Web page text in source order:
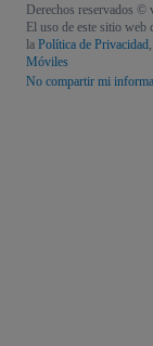
Derechos reservados
El uso de este sitio web
la Política de Privacidad
Móviles
No compartir mi